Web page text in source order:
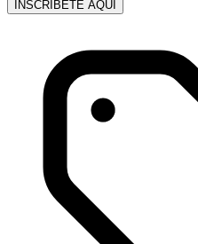
INSCRÍBETE AQUÍ